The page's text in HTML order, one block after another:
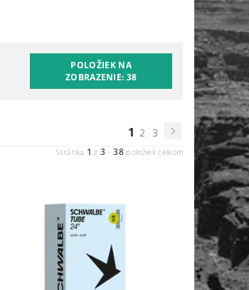
POLOŽIEK NA
ZOBRAZENIE: 38
1 2 3
Stránka 1 z3 -38 položiek celkom